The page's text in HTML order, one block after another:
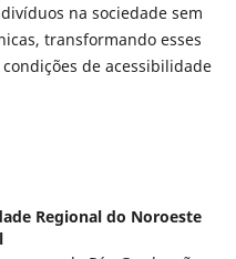
na sociedade sem
transformando esses
de acessibilidade
Regional do Noroeste